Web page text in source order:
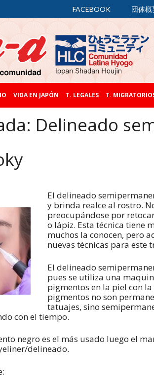
FACEBOOK 団体
VIDA EN JAPÓN T. LEGALES T.
Delineado
El delineado
y brinda realce al rostro.
preocupándose por
o lápiz. Esta técnica tiene
muchos la conocen, pero
nuevas técnicas para este
El delineado
pues se utiliza una
pigmentos en la piel con
pigmentos no son
tatuajes, sino
con el tiempo.
negro es el más usado luego el
delineado.